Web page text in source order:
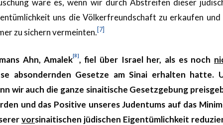
uns die Völkerfreundschaft zu erkaufen
zu sichern vermeinten.[7]
Ahn, Amalek[8], fiel über Israel her, als es noch
absondernden Gesetze am Sinai erhalten hatte.
wir auch die ganze sinaitische Gesetzgebung
und das Positive unseres Judentums auf das
vorsinaitischen jüdischen Eigentümlichkeit